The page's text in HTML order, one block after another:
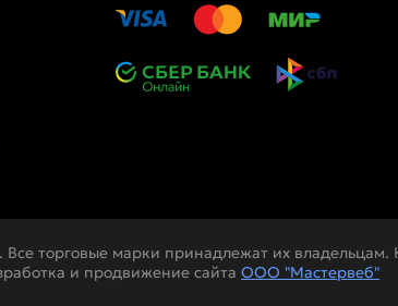
торговые марки принадлежат их
и продвижение сайта ООО "Мастервеб"